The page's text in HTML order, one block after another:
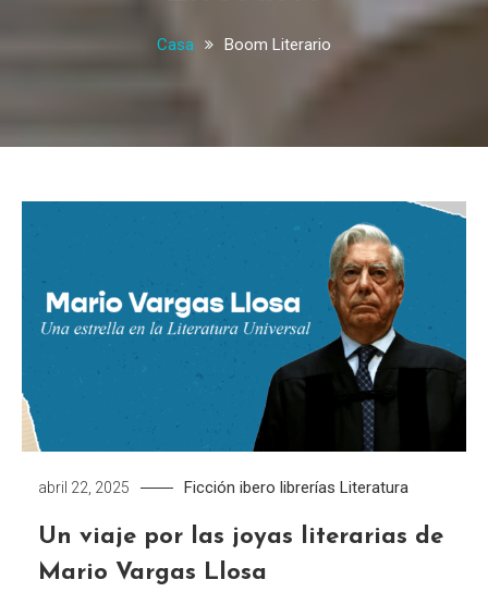
Casa Boom Literario
abril 22, 2025 Ficción ibero librerías Literatura
Un viaje por las joyas literarias de
Mario Vargas Llosa